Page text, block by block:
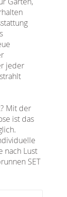
jeder
Mit der
ist das
nach Lust
SET